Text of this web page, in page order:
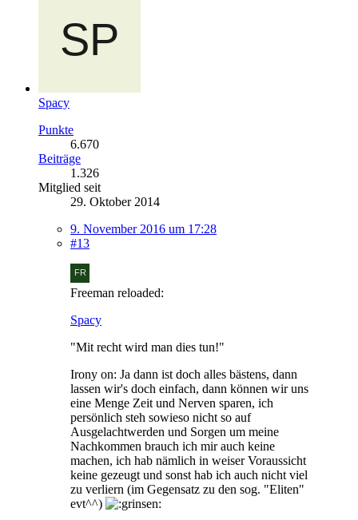
Spacy
Punkte
6.670
Beiträge
1.326
Mitglied seit
29. Oktober 2014
9. November 2016 um 17:28
#13
Freeman reloaded:
Spacy
"Mit recht wird man dies tun!"
Irony on: Ja dann ist doch alles bästens, dann
lassen wir's doch einfach, dann können wir uns
eine Menge Zeit und Nerven sparen, ich
persönlich steh sowieso nicht so auf
Ausgelachtwerden und Sorgen um meine
Nachkommen brauch ich mir auch keine
machen, ich hab nämlich in weiser Voraussicht
keine gezeugt und sonst hab ich auch nicht viel
zu verliern (im Gegensatz zu den sog. "Eliten"
evt^^)